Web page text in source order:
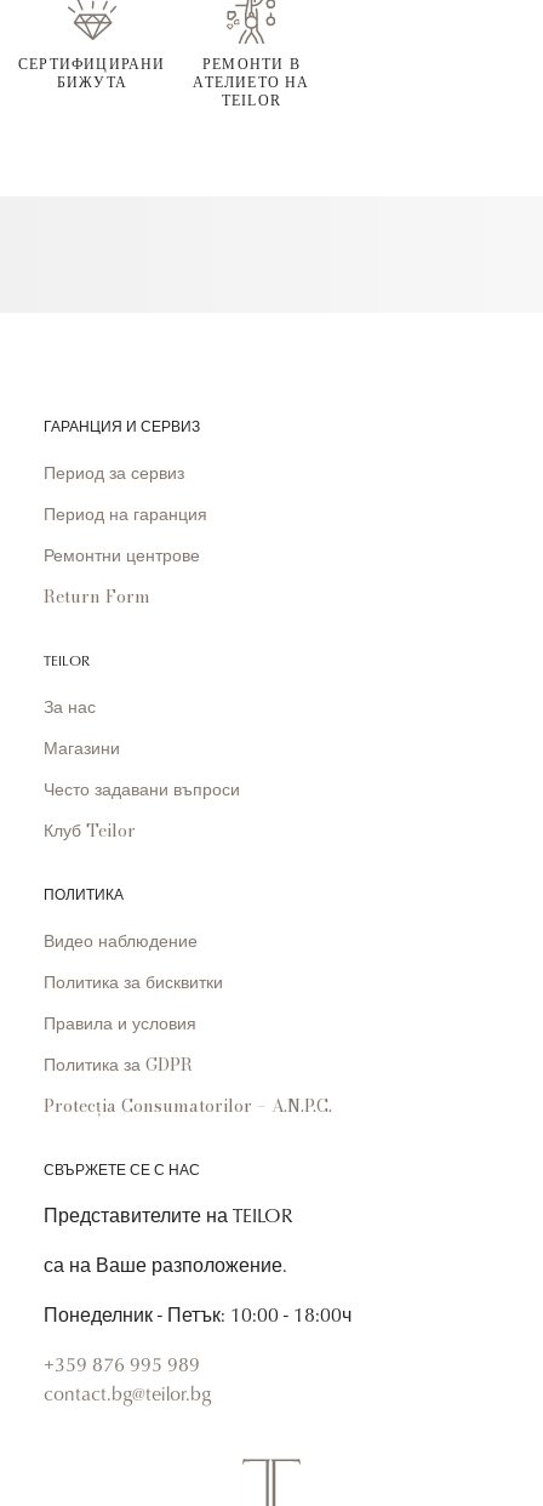
СЕРТИФИЦИРАНИ
БИЖУТА
РЕМОНТИ В
АТЕЛИЕТО НА
TEILOR
ГАРАНЦИЯ И СЕРВИЗ
Период за сервиз
Период на гаранция
Ремонтни центрове
Return Form
TEILOR
За нас
Магазини
Често задавани въпроси
Клуб Teilor
ПОЛИТИКА
Видео наблюдение
Политика за бисквитки
Правила и условия
Политика за GDPR
Protecția Consumatorilor – A.N.P.C.
СВЪРЖЕТЕ СЕ С НАС
Представителите на TEILOR
са на Ваше разположение.
Понеделник - Петък: 10:00 - 18:00ч
+359 876 995 989
contact.bg@teilor.bg